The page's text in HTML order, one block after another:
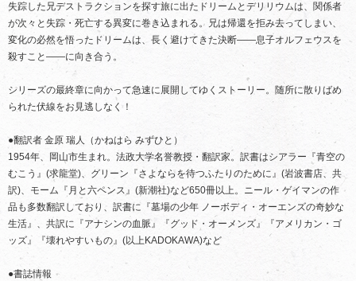
失踪した兄デストラクションを探す旅に出たドリームとデリリウムは、関係者
が次々と失踪・死亡する異変に巻き込まれる。兄は帰還を拒み去ってしまい、
変化の必然を悟ったドリームは、長く避けてきた決断――息子オルフェウスを
殺すこと――に向き合う。
シリーズの最終章に向かって急速に展開してゆくストーリー。随所に散りばめ
られた伏線をお見逃しなく！
●翻訳者 金原 瑞人（かねはら みずひと）
1954年、岡山市生まれ。法政大学名誉教授・翻訳家。訳書はシアラー『青空の
むこう』(求龍堂)、グリーン『さよならを待つふたりのために』(岩波書店、共
訳)、モーム『月と六ペンス』(新潮社)など650冊以上。ニール・ゲイマンの作
品も多数翻訳しており、訳書に『墓場の少年 ノーボディ・オーエンズの奇妙な
生活』、共訳に『アナシンの血脈』『グッド・オーメンズ』『アメリカン・ゴ
ッズ』『壊れやすいもの』(以上KADOKAWA)など
●書誌情報